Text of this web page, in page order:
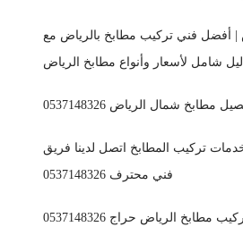
| أفضل فني تركيب مطابخ بالرياض مع
شامل لأسعار وأنواع مطابخ الرياض
مطابخ شمال الرياض 0537148326
تركيب المطابخ اتصل لدينا فريق
فني محترف 0537148326
مطابخ الرياض حراج 0537148326